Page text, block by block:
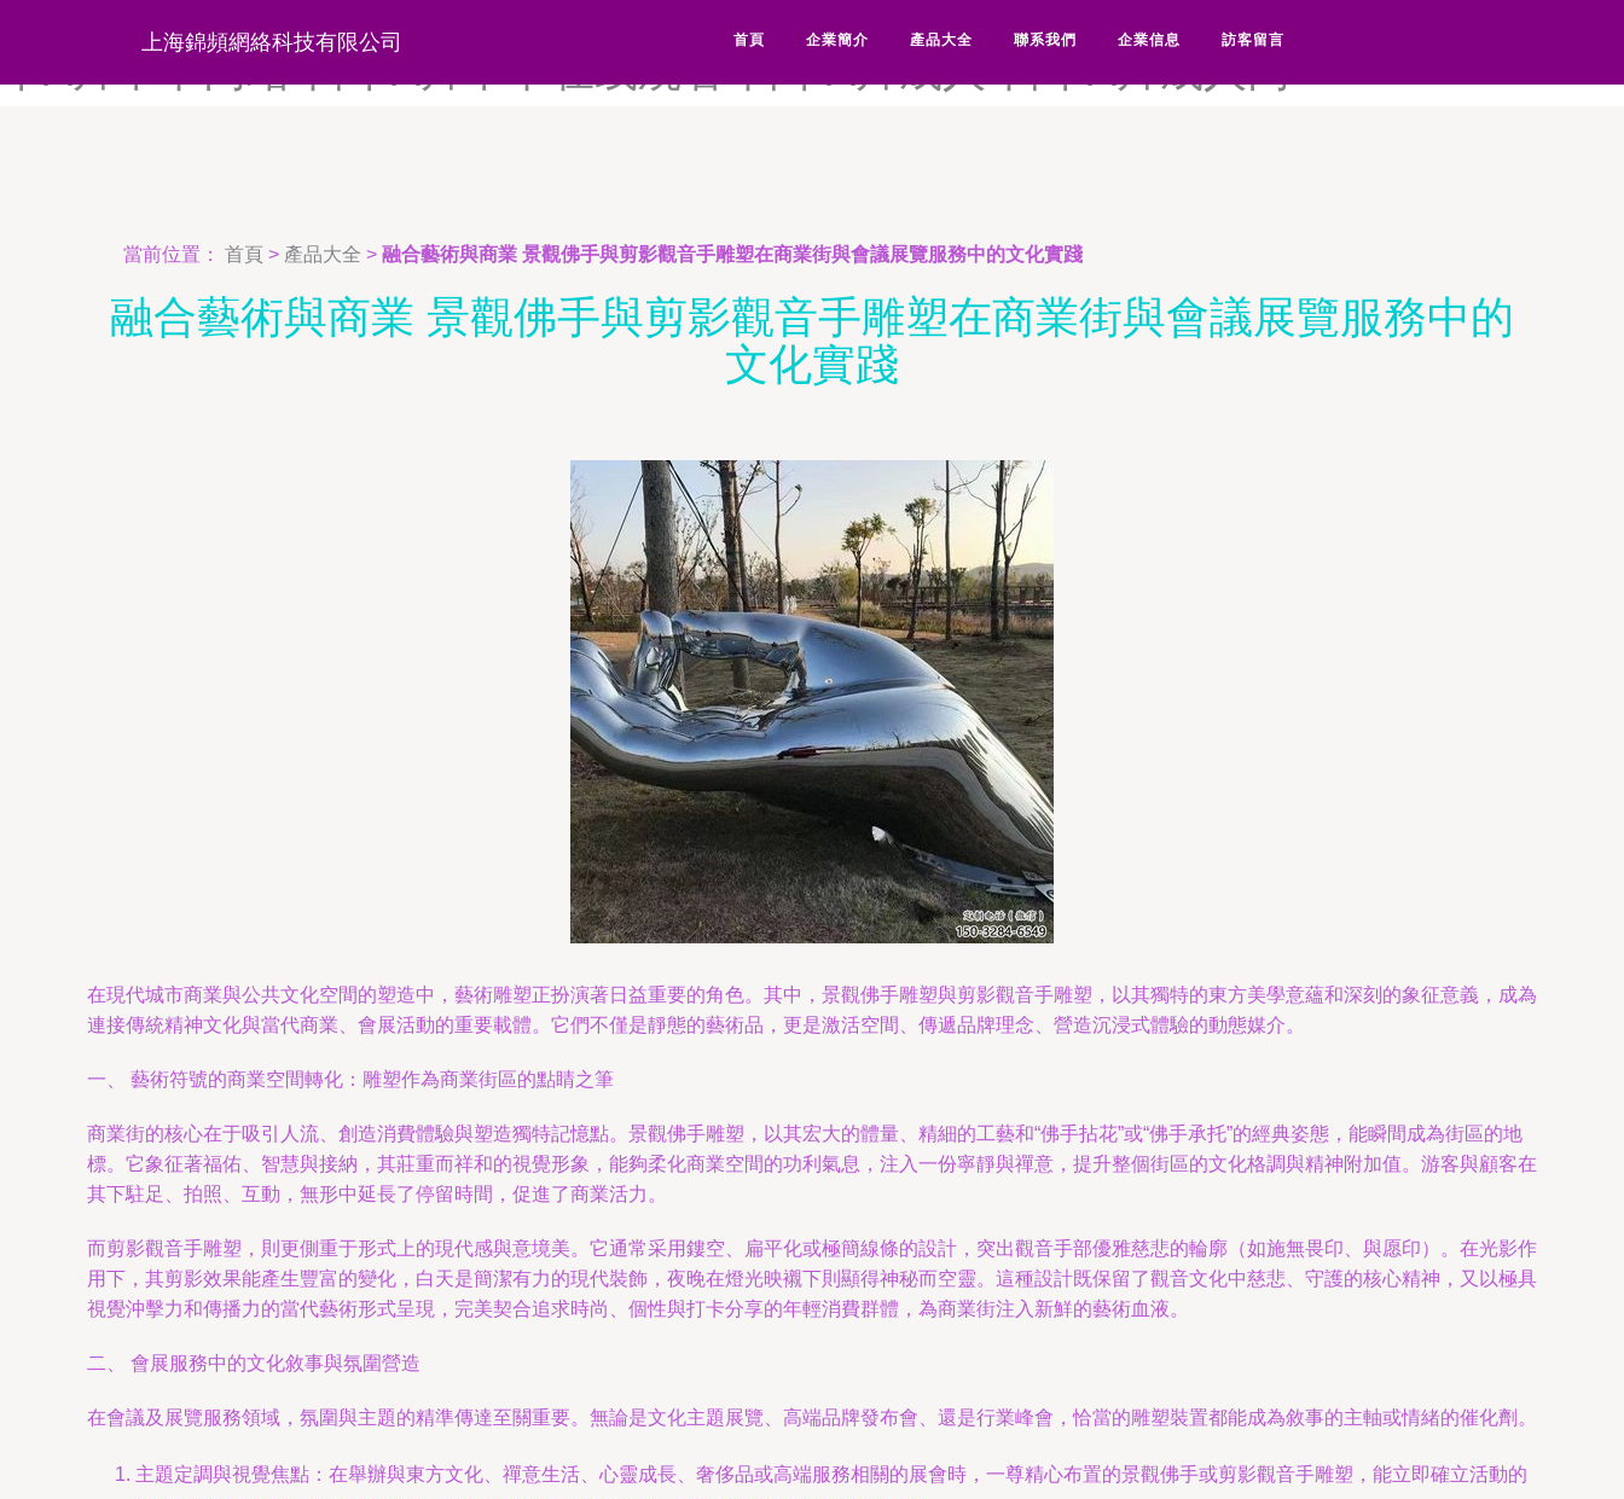
日本a级网-日本A级网站-日本A级站-日本a级中文字幕-日本a片99热-日本A片不卡-日
上海錦頻網絡科技有限公司 首頁 企業簡介 產品大全 聯系我們 企業信息 訪客留言
當前位置： 首頁 > 產品大全 > 融合藝術與商業 景觀佛手與剪影觀音手雕塑在商業街與會議展覽服務中的文化實踐
融合藝術與商業 景觀佛手與剪影觀音手雕塑在商業街與會議展覽服務中的
文化實踐
在現代城市商業與公共文化空間的塑造中，藝術雕塑正扮演著日益重要的角色。其中，景觀佛手雕塑與剪影觀音手雕塑，以其獨特的東方美學意蘊和深刻的象征意義，成為
連接傳統精神文化與當代商業、會展活動的重要載體。它們不僅是靜態的藝術品，更是激活空間、傳遞品牌理念、營造沉浸式體驗的動態媒介。
一、 藝術符號的商業空間轉化：雕塑作為商業街區的點睛之筆
商業街的核心在于吸引人流、創造消費體驗與塑造獨特記憶點。景觀佛手雕塑，以其宏大的體量、精細的工藝和“佛手拈花”或“佛手承托”的經典姿態，能瞬間成為街區的地
標。它象征著福佑、智慧與接納，其莊重而祥和的視覺形象，能夠柔化商業空間的功利氣息，注入一份寧靜與禪意，提升整個街區的文化格調與精神附加值。游客與顧客在
其下駐足、拍照、互動，無形中延長了停留時間，促進了商業活力。
而剪影觀音手雕塑，則更側重于形式上的現代感與意境美。它通常采用鏤空、扁平化或極簡線條的設計，突出觀音手部優雅慈悲的輪廓（如施無畏印、與愿印）。在光影作
用下，其剪影效果能產生豐富的變化，白天是簡潔有力的現代裝飾，夜晚在燈光映襯下則顯得神秘而空靈。這種設計既保留了觀音文化中慈悲、守護的核心精神，又以極具
視覺沖擊力和傳播力的當代藝術形式呈現，完美契合追求時尚、個性與打卡分享的年輕消費群體，為商業街注入新鮮的藝術血液。
二、 會展服務中的文化敘事與氛圍營造
在會議及展覽服務領域，氛圍與主題的精準傳達至關重要。無論是文化主題展覽、高端品牌發布會、還是行業峰會，恰當的雕塑裝置都能成為敘事的主軸或情緒的催化劑。
主題定調與視覺焦點：在舉辦與東方文化、禪意生活、心靈成長、奢侈品或高端服務相關的展會時，一尊精心布置的景觀佛手或剪影觀音手雕塑，能立即確立活動的